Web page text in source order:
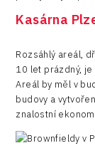
Kasárna
Rozsáhlý areál,
10 let prázdný,
Areál by měl v
budovy a
znalostní